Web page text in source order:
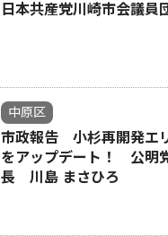
日本共産党川崎市会議
中原区
市政報告 小杉再開発エ
をアップデート！ 公明
長 川島 まさひろ